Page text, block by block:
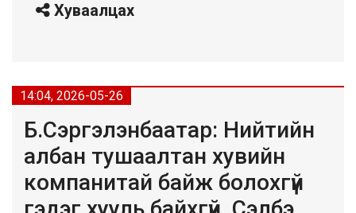
Хуваалцах
14:04, 2026-05-26
Б.Сэргэлэнбаатар: Нийтийн
албан тушаалтан хувийн
компанитай байж болохгүй